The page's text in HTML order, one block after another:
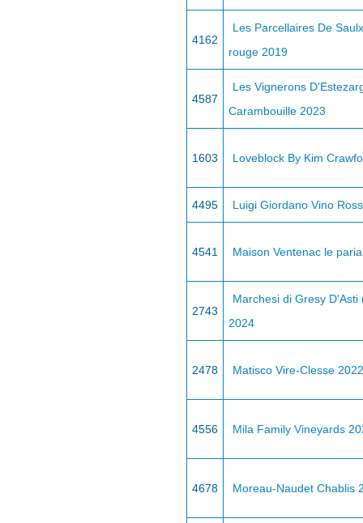
4162
Les Parcellaires De
rouge 2019
4587
Les Vignerons
Carambouille 2023
1603 Loveblock By Kim
4495 Luigi Giordano Vino
4541 Maison Ventenac le
2743
Marchesi di Gresy D'Asti
2024
2478 Matisco Vire-Clesse 2022
4556 Mila Family Vineyards
4678 Moreau-Naudet Chablis